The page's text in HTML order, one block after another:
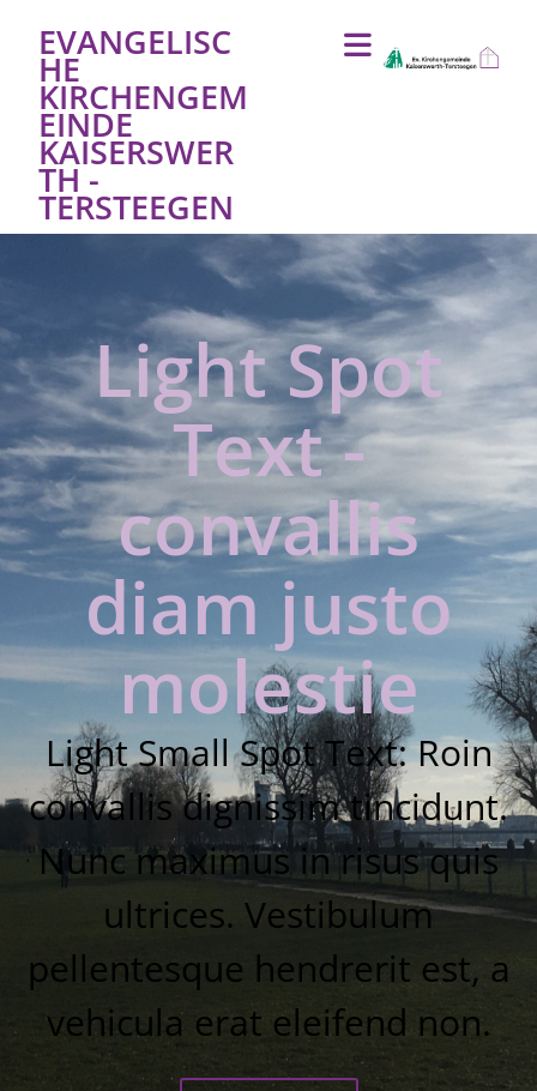
EVANGELISC
HE
KIRCHENGEM
EINDE
KAISERSWER
TH -
TERSTEEGEN
Light Spot
Text -
convallis
diam justo
molestie
Light Small Spot Text: Roin
convallis dignissim tincidunt.
Nunc maximus in risus quis
ultrices. Vestibulum
pellentesque hendrerit est, a
vehicula erat eleifend non.